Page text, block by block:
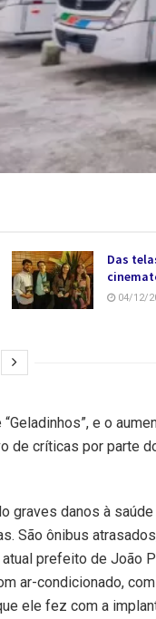
Das
04/12/
e o
de críticas por parte
graves danos à
São ônibus
prefeito de João
ar-condicionado,
ele fez com a